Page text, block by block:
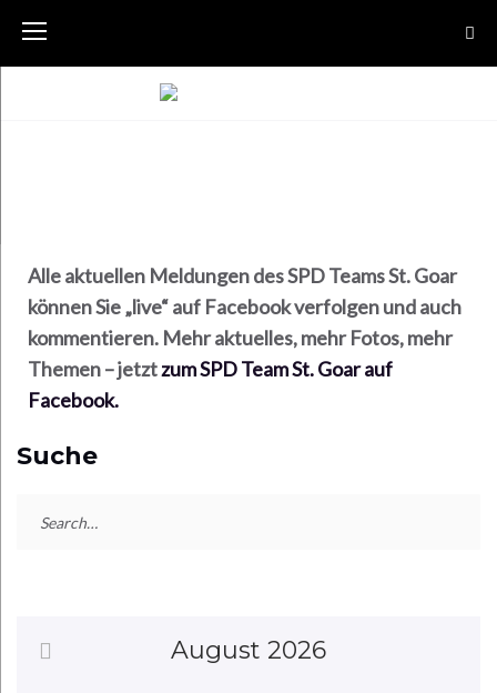
Alle aktuellen Meldungen des SPD Teams St. Goar
können Sie „live“ auf Facebook verfolgen und auch
kommentieren. Mehr aktuelles, mehr Fotos, mehr
Themen – jetztzum SPD Team St. Goar auf
Facebook.
Suche
August 2026